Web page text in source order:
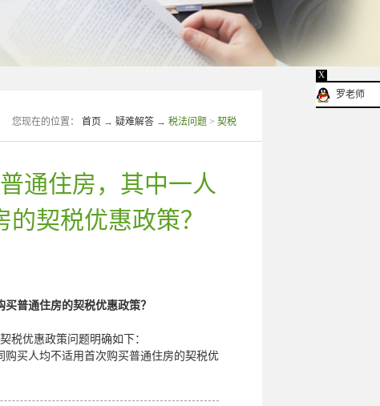
您现在的位置： 首页 → 疑难解答 → 税法问题 > 契税
通住房，其中一人
契税优惠政策？
普通住房的契税优惠政策？
税优惠政策问题明确如下：
买人均不适用首次购买普通住房的契税优
X
罗老师